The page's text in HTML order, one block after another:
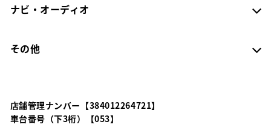
ナビ・オーディオ
その他
店舗管理ナンバー【384012264721】
車台番号（下3桁）【053】